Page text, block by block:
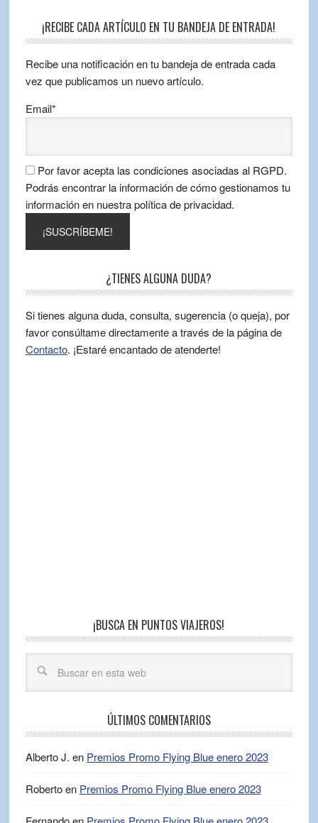
¡RECIBE CADA ARTÍCULO EN TU BANDEJA DE ENTRADA!
Recibe una notificación en tu bandeja de entrada cada
vez que publicamos un nuevo artículo.
Email*
Por favor acepta las condiciones asociadas al RGPD.
Podrás encontrar la información de cómo gestionamos tu
información en nuestra política de privacidad.
¿TIENES ALGUNA DUDA?
Si tienes alguna duda, consulta, sugerencia (o queja), por
favor consúltame directamente a través de la página de
Contacto. ¡Estaré encantado de atenderte!
¡BUSCA EN PUNTOS VIAJEROS!
ÚLTIMOS COMENTARIOS
Alberto J. en Premios Promo Flying Blue enero 2023
Robertoen Premios Promo Flying Blue enero 2023